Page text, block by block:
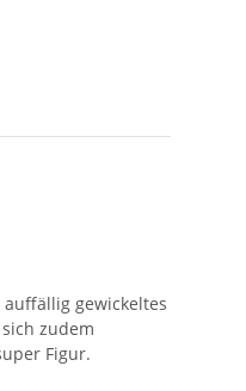
gewickeltes
zudem
Figur.